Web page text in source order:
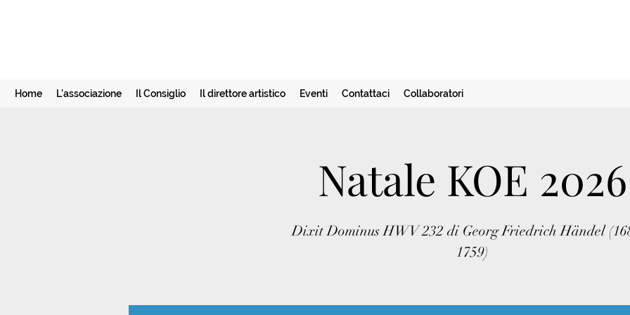
Home L'associazione Il Consiglio Il direttore artistico Eventi Contattaci Collaboratori
Natale KOE 2026
Dixit Dominus HWV 232 di Georg Friedrich Händel
1759)